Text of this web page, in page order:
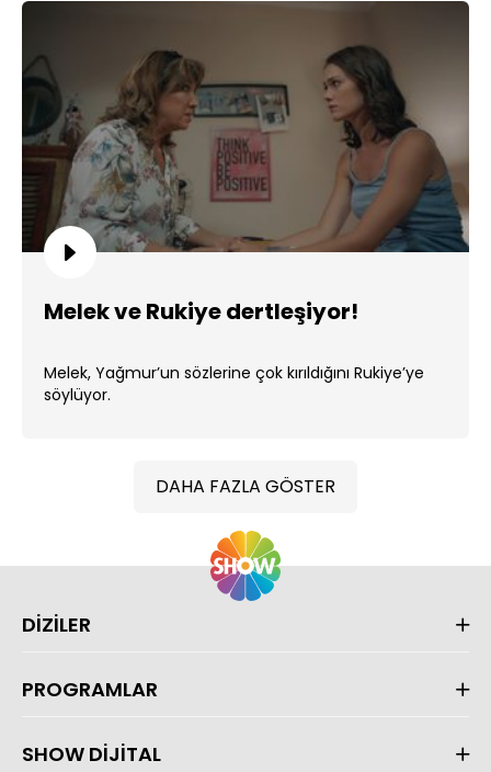
Melek ve Rukiye dertleşiyor!
Melek, Yağmur’un sözlerine çok kırıldığını Rukiye’ye
söylüyor.
DAHA FAZLA GÖSTER
DİZİLER
PROGRAMLAR
SHOW DİJİTAL